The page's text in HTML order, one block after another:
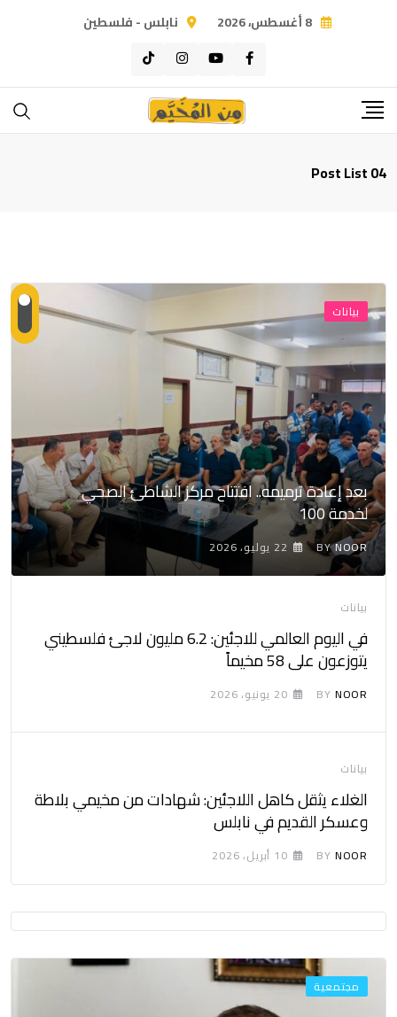
8 أغسطس، 2026 نابلس - فلسطين
Post List 04
بيانات
بعد إعادة ترميمه.. افتتاح مركز الشاطئ الصحي
لخدمة 100
BYNOOR 22 يوليو، 2026
بيانات
في اليوم العالمي للاجئين: 6.2 مليون لاجئ فلسطيني
يتوزعون على 58 مخيماً
BY NOOR 20 يونيو، 2026
بيانات
الغلاء يثقل كاهل اللاجئين: شهادات من مخيمي بلاطة
وعسكر القديم في نابلس
BY NOOR 10 أبريل، 2026
مجتمعية